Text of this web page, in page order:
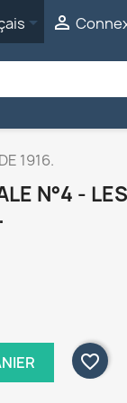
 
1916.
N°4 -
favorite_border